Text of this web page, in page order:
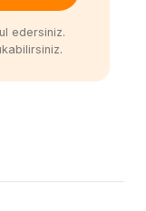
edersiniz.